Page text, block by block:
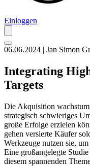
Einloggen
06.06.2024 | Jan Simon
Integrating
Targets
Die Akquisition
strategisch schwieriges
große Erfolge erzielen
gehen versierte Käufer
Werkzeuge nutzen sie,
Eine großangelegte
diesem spannenden